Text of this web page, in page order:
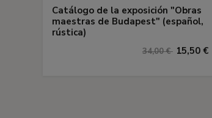
Catálogo de la exposición "Obras
maestras de Budapest" (español,
rústica)
34,00 € 15,50 €